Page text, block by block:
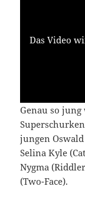
Das Video
Genau so
jungen
Selina Kyle
Nygma
(Two-Face).